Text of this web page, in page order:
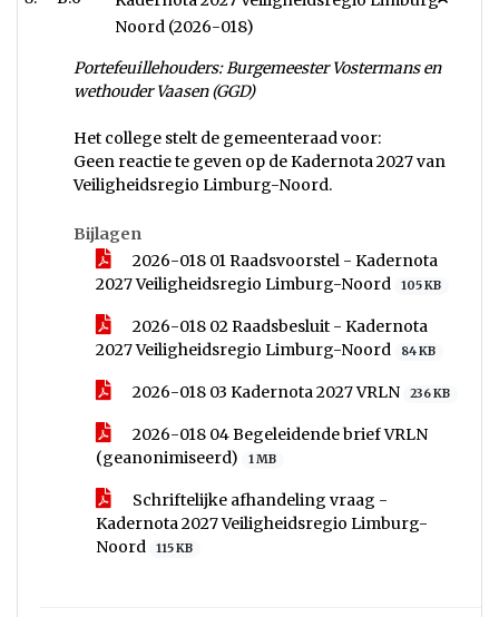
Noord (2026-018)
Portefeuillehouders: Burgemeester Vostermans en
wethouder Vaasen (GGD)
Het college stelt de gemeenteraad voor:
Geen reactie te geven op de Kadernota 2027 van
Veiligheidsregio Limburg-Noord.
Bijlagen
2026-018 01 Raadsvoorstel - Kadernota
2027 Veiligheidsregio Limburg-Noord
105 KB
2026-018 02 Raadsbesluit - Kadernota
2027 Veiligheidsregio Limburg-Noord
84 KB
2026-018 03 Kadernota 2027 VRLN 236 KB
2026-018 04 Begeleidende brief VRLN
(geanonimiseerd)
1 MB
Schriftelijke afhandeling vraag -
Kadernota 2027 Veiligheidsregio Limburg-
Noord
115 KB